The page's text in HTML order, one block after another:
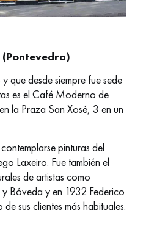
que desde siempre fue sede
es el Café Moderno de
la Praza San Xosé, 3 en un
pinturas del
Laxeiro. Fue también el
de artistas como
Bóveda y en 1932 Federico
sus clientes más habituales.